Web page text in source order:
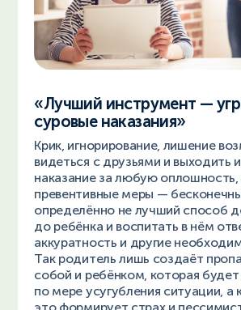
«Лучший инструмент —
суровые наказания»
Крик, игнорирование, лишение
видеться с друзьями и выходить
наказание за любую оплошность,
превентивные меры —
определённо не лучший способ
до ребёнка и воспитать в нём
аккуратность и другие
Так родитель лишь создаёт
собой и ребёнком, которая будет
по мере усугубления ситуации, а